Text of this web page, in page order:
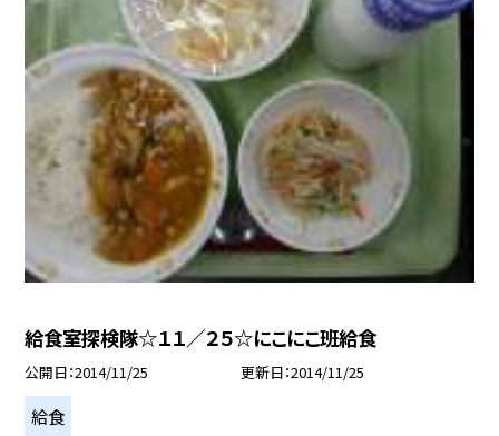
給食室探検隊☆１１／２５☆にこにこ班給食
公開日 2014/11/25 更新日 2014/11/25
給食